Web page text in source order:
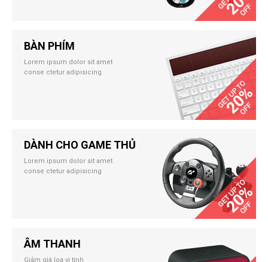
BÀN PHÍM
Lorem ipsum dolor sit amet
conse ctetur adipisicing
DÀNH CHO GAME THỦ
Lorem ipsum dolor sit amet
conse ctetur adipisicing
ÂM THANH
Giảm giá loa vi tính